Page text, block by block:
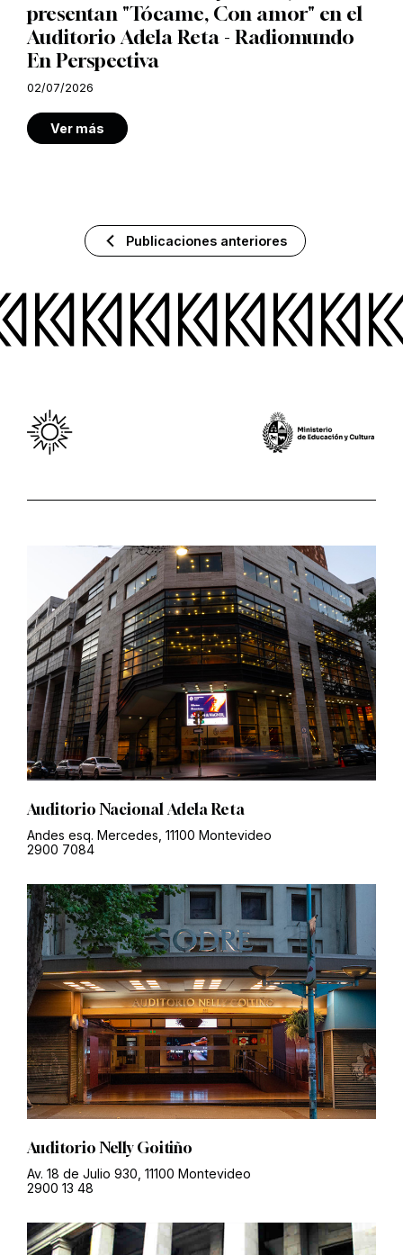
presentan "Tócame, Con amor" en el
Auditorio Adela Reta - Radiomundo
En Perspectiva
02/07/2026
Ver más
Publicaciones anteriores
Auditorio Nacional Adela Reta
Andes esq. Mercedes, 11100 Montevideo
2900 7084
Auditorio Nelly Goitiño
Av. 18 de Julio 930, 11100 Montevideo
2900 13 48